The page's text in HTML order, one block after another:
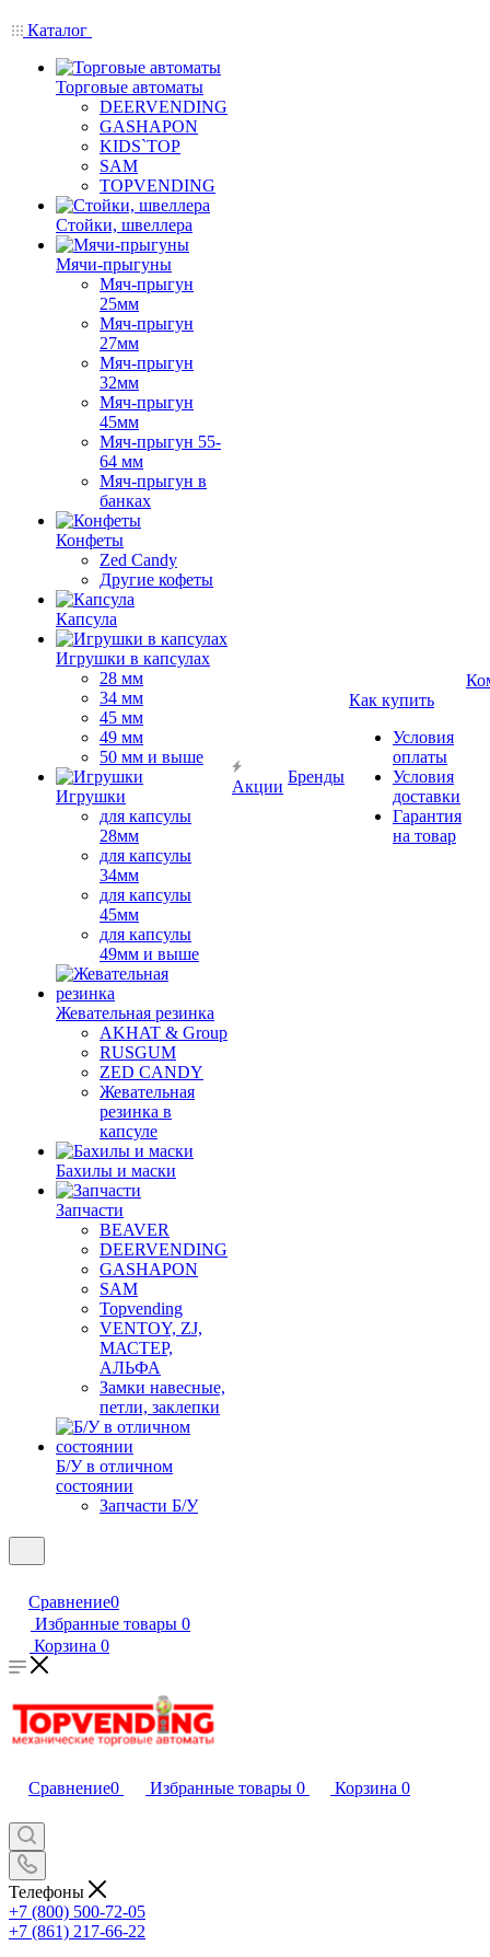
Каталог
Торговые автоматы
DEERVENDING
GASHAPON
KIDS`TOP
SAM
TOPVENDING
Стойки, швеллера
Мячи-прыгуны
Мяч-прыгун
25мм
Мяч-прыгун
27мм
Мяч-прыгун
32мм
Мяч-прыгун
45мм
Мяч-прыгун 55-
64 мм
Мяч-прыгун в
банках
Конфеты
Zed Candy
Другие кофеты
Капсула
Игрушки в капсулах
28 мм
34 мм
45 мм
49 мм
50 мм и выше
Игрушки
для капсулы
28мм
для капсулы
34мм
для капсулы
45мм
для капсулы
49мм и выше
Жевательная резинка
AKHAT & Group
RUSGUM
ZED CANDY
Жевательная
резинка в
капсуле
Бахилы и маски
Запчасти
BEAVER
DEERVENDING
GASHAPON
SAM
Topvending
VENTOY, ZJ,
МАСТЕР,
АЛЬФА
Замки навесные,
петли, заклепки
Б/У в отличном
состоянии
Запчасти Б/У
Акции
Бренды
Как купить
Условия
оплаты
Условия
доставки
Гарантия
на товар
Сравнение0
Избранные товары 0
Корзина 0
Сравнение0 Избранные товары 0 Корзина 0
Телефоны
+7 (800) 500-72-05
+7 (861) 217-66-22